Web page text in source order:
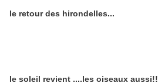
le retour des hirondelles...
le soleil revient ....les oiseaux aussi!!